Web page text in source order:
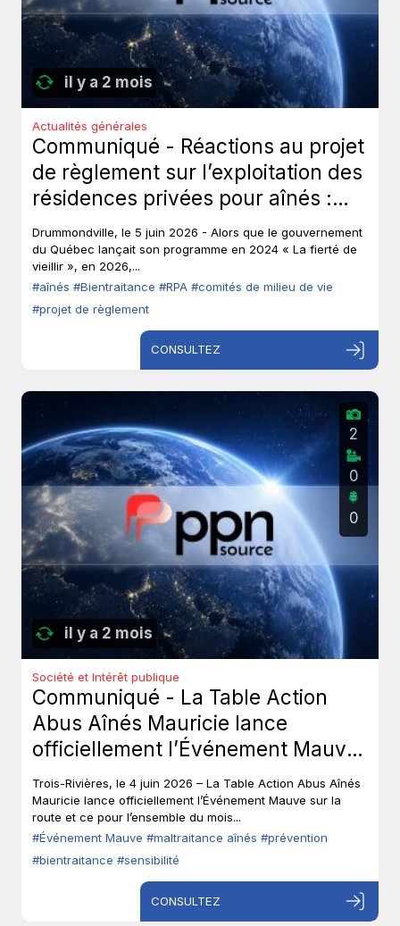
il y a 2 mois
Actualités générales
Communiqué - Réactions au projet
de règlement sur l’exploitation des
résidences privées pour aînés :
Les aînés ont-ils toujours leur droit
de parole?
Drummondville, le 5 juin 2026 - Alors que le gouvernement
du Québec lançait son programme en 2024 « La fierté de
vieillir », en 2026,...
#aînés #Bientraitance #RPA #comités de milieu de vie
#projet de règlement
CONSULTEZ
il y a 2 mois
2
0
0
Société et Intérêt publique
Communiqué - La Table Action
Abus Aînés Mauricie lance
officiellement l’Événement Mauve
sur la route.
Trois-Rivières, le 4 juin 2026 – La Table Action Abus Aînés
Mauricie lance officiellement l’Événement Mauve sur la
route et ce pour l’ensemble du mois...
#Événement Mauve #maltraitance aînés #prévention
#bientraitance #sensibilité
CONSULTEZ